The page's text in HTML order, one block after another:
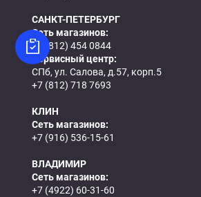
САНКТ-ПЕТЕРБУРГ
Сеть магазинов:
+7 (812) 454 0844
Сервисный центр:
СПб, ул. Салова, д.57, корп.5
+7 (812) 718 7693
КЛИН
Сеть магазинов:
+7 (916) 536-15-61
ВЛАДИМИР
Сеть магазинов:
+7 (4922) 60-31-60